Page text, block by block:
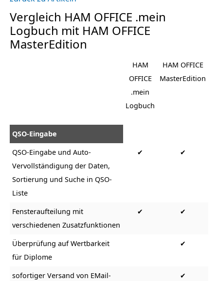
Vergleich HAM OFFICE .mein
Logbuch mit HAM OFFICE
MasterEdition
HAM
OFFICE
.mein
Logbuch
HAM OFFICE
MasterEdition
QSO-Eingabe
QSO-Eingabe und Auto-
Vervollständigung der Daten,
Sortierung und Suche in QSO-
Liste
✔ ✔
Fensteraufteilung mit
verschiedenen Zusatzfunktionen
✔ ✔
Überprüfung auf Wertbarkeit
für Diplome
✔
sofortiger Versand von EMail-
✔